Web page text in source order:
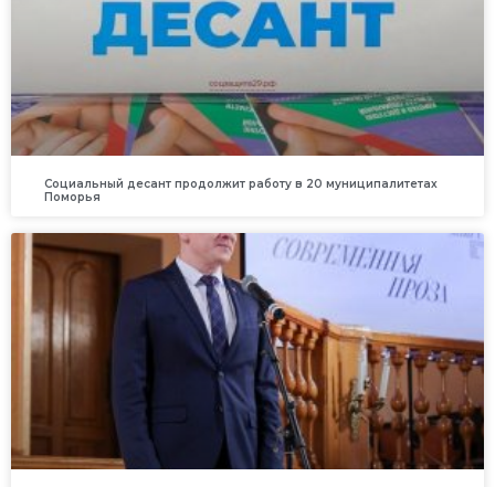
Социальный десант продолжит работу в 20 муниципалитетах
Поморья